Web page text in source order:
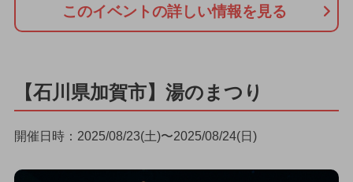
このイベントの詳しい情報を見る
【石川県加賀市】湯のまつり
開催日時：2025/08/23(土)〜2025/08/24(日)